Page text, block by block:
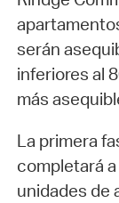
serán
inferiores al
más
La primera
completará
unidades de